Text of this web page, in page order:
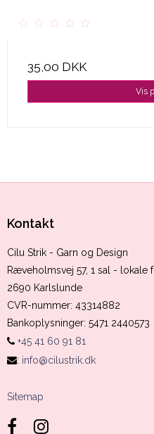
35,00 DKK
Vis
Kontakt
Cilu Strik - Garn og Design
Ræveholmsvej 57, 1 sal - lokale
2690 Karlslunde
CVR-nummer: 43314882
Bankoplysninger: 5471 2440573
+45 41 60 91 81
: info@cilustrik.dk
Sitemap